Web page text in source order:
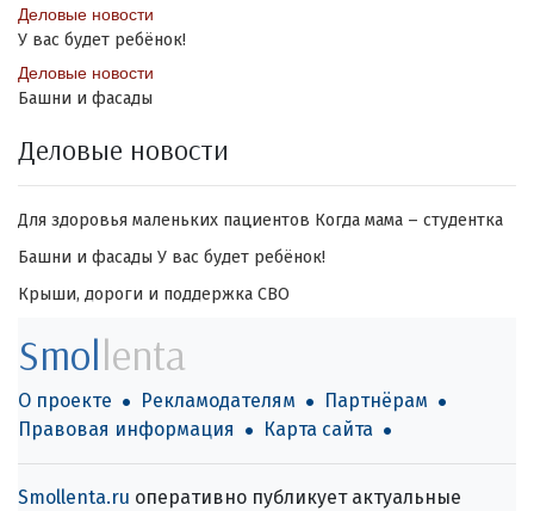
Деловые новости
У вас будет ребёнок!
Деловые новости
Башни и фасады
Деловые новости
Для здоровья маленьких пациентов Когда мама – студентка
Башни и фасады У вас будет ребёнок!
Крыши, дороги и поддержка СВО
Smollenta
О проекте Рекламодателям
Партнёрам
Правовая информация
Карта сайта
Smollenta.ru оперативно публикует актуальные